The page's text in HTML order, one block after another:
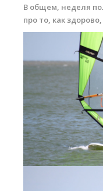
В общем, неделя
про то, как